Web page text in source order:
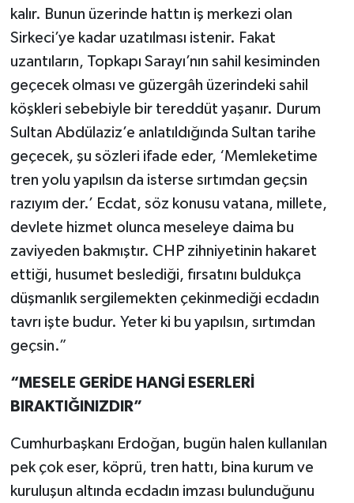
kalır. Bunun üzerinde hattın iş merkezi olan
Sirkeci’ye kadar uzatılması istenir. Fakat
uzantıların, Topkapı Sarayı’nın sahil kesiminden
geçecek olması ve güzergâh üzerindeki sahil
köşkleri sebebiyle bir tereddüt yaşanır. Durum
Sultan Abdülaziz’e anlatıldığında Sultan tarihe
geçecek, şu sözleri ifade eder, ‘Memleketime
tren yolu yapılsın da isterse sırtımdan geçsin
razıyım der.’ Ecdat, söz konusu vatana, millete,
devlete hizmet olunca meseleye daima bu
zaviyeden bakmıştır. CHP zihniyetinin hakaret
ettiği, husumet beslediği, fırsatını buldukça
düşmanlık sergilemekten çekinmediği ecdadın
tavrı işte budur. Yeter ki bu yapılsın, sırtımdan
geçsin.”
“MESELE GERİDE HANGİ ESERLERİ
BIRAKTIĞINIZDIR”
Cumhurbaşkanı Erdoğan, bugün halen kullanılan
pek çok eser, köprü, tren hattı, bina kurum ve
kuruluşun altında ecdadın imzası bulunduğunu